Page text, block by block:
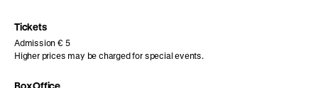
Tickets
Admission € 5
Higher prices may be charged for special events.
Box Office